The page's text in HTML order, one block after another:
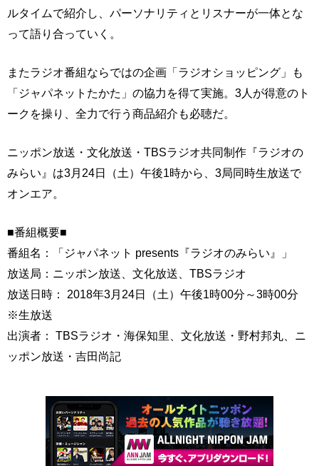
ルタイムで紹介し、パーソナリティとリスナーが一体とな
って語り合っていく。
またラジオ番組ならではの企画「ラジオショッピング」も
「ジャパネットたかた」の協力を得て実施。3人が得意のト
ークを操り、全力で行う商品紹介も必聴だ。
ニッポン放送・文化放送・TBSラジオ共同制作『ラジオの
みらい』は3月24日（土）午後1時から、3局同時生放送で
オンエア。
■番組概要■
番組名：「ジャパネット presents『ラジオのみらい』」
放送局：ニッポン放送、文化放送、TBSラジオ
放送日時： 2018年3月24日（土）午後1時00分～3時00分
※生放送
出演者： TBSラジオ・海保知里、文化放送・野村邦丸、ニ
ッポン放送・吉田尚記